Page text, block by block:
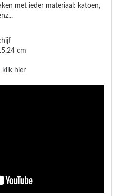
met ieder materiaal: katoen,
cm
klik hier